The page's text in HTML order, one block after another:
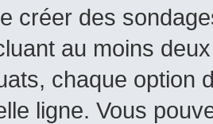
créer des
au moins
chaque option
ligne. Vous